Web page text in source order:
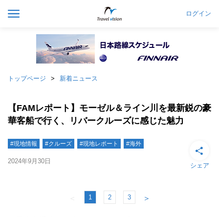
ログイン
トップページ 新着ニュース
【FAMレポート】モーゼル＆ライン川を最新鋭の豪
華客船で行く、リバークルーズに感じた魅力
#現地情報 #クルーズ #現地レポート #海外
2024年9月30日
シェア
＜ 1 2 3 ＞